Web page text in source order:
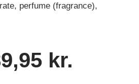
perfume (fragrance),
kr.